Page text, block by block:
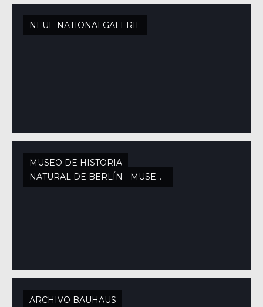
NEUE NATIONALGALERIE
MUSEO DE HISTORIA
NATURAL DE BERLÍN - MUSEUM FÜR NATURKUNDE
ARCHIVO BAUHAUS